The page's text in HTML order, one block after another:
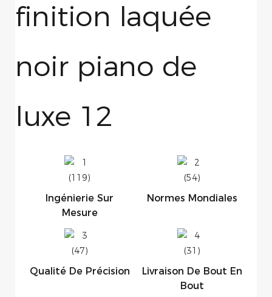
Ingénierie Sur
Mesure
Normes Mondiales
Qualité De Précision
Livraison De Bout En
Bout